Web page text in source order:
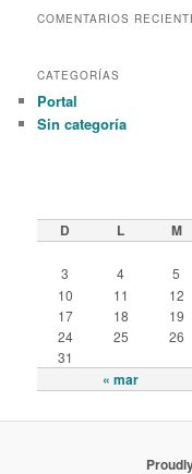
COMENTARIOS
CATEGORÍAS
Portal
Sin categoría
D L M
« mar
3
4 5
10
11 12
17
18 19
24
25 26
31